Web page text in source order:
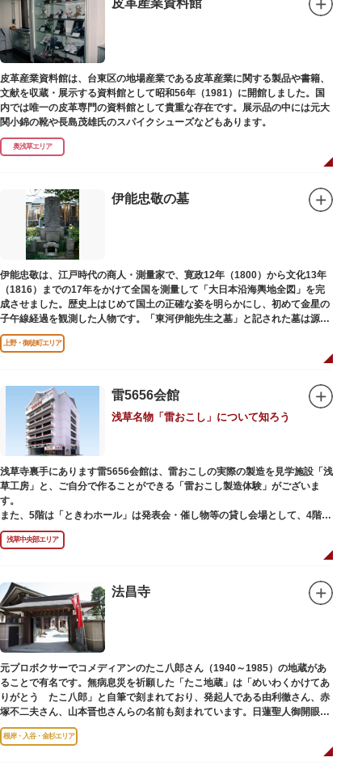
皮革産業資料館は、台東区の地場産業である皮革産業に関する製品や書籍、
文献を収蔵・展示する資料館として昭和56年（1981）に開館しました。国
内では唯一の皮革専門の資料館として貴重な存在です。展示品の中には元大
関小錦の靴や長島茂雄氏のスパイクシューズなどもあります。
奥浅草エリア
伊能忠敬の墓
伊能忠敬は、江戸時代の商人・測量家で、寛政12年（1800）から文化13年
（1816）までの17年をかけて全国を測量して「大日本沿海輿地全図」を完
成させました。歴史上はじめて国土の正確な姿を明らかにし、初めて金星の
子午線経過を観測した人物です。「東河伊能先生之墓」と記された墓は源空
寺（げんくうじ）にあります。
上野・御徒町エリア
雷5656会館
浅草名物「雷おこし」について知ろう
浅草寺裏手にあります雷5656会館は、雷おこしの実際の製造を見学施設「浅
草工房」と、ご自分で作ることができる「雷おこし製造体験」がございま
す。
また、5階は「ときわホール」は発表会・催し物等の貸し会場として、4階は
打合せなどでご利用いただける「貸しスペース」がございます。
浅草中央部エリア
法昌寺
元プロボクサーでコメディアンのたこ八郎さん（1940～1985）の地蔵があ
ることで有名です。無病息災を祈願した「たこ地蔵」は「めいわくかけてあ
りがとう たこ八郎」と自筆で刻まれており、発起人である由利徹さん、赤
塚不二夫さん、山本晋也さんらの名前も刻まれています。日蓮聖人御開眼の
毘沙門天を奉安しています。
根岸・入谷・金杉エリア